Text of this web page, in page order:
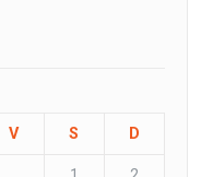
V S D